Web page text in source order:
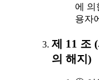
에 의
용자
제 11 조
의 해지)